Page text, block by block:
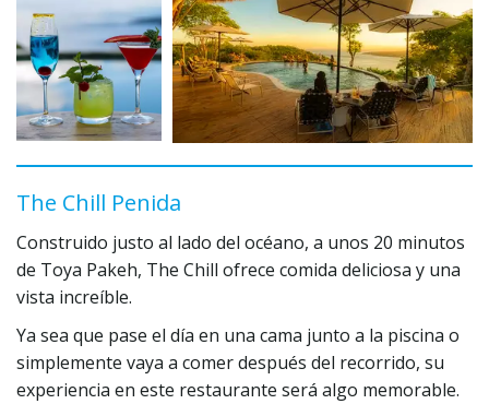
The Chill Penida
Construido justo al lado del océano, a unos 20 minutos
de Toya Pakeh, The Chill ofrece comida deliciosa y una
vista increíble.
Ya sea que pase el día en una cama junto a la piscina o
simplemente vaya a comer después del recorrido, su
experiencia en este restaurante será algo memorable.